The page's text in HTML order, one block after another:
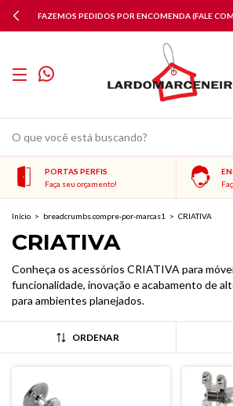
FAZEMOS PEDIDOS POR ENCOMENDA (FALE
PORTAS PERFIS
Faça seu orçamento!
Início > breadcrumbs.compre-por-marcas1 > CRIATIVA
CRIATIVA
Conheça os acessórios CRIATIVA para
funcionalidade, inovação e acabamento de
para ambientes planejados.
ORDENAR